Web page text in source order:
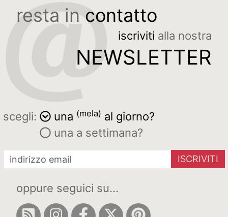
resta in contatto
iscriviti alla nostra
NEWSLETTER
scegli: una (mela) al giorno?
una a settimana?
ISCRIVITI
oppure seguici su...